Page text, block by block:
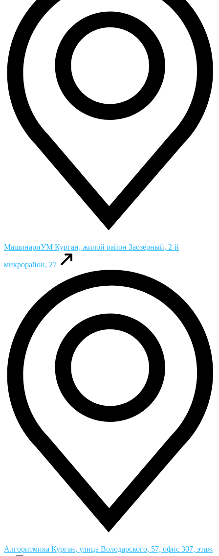
МашинариУМ Курган, жилой район Заозёрный, 2-й
микрорайон, 27
Алгоритмика Курган, улица Володарского, 57, офис 307, этаж